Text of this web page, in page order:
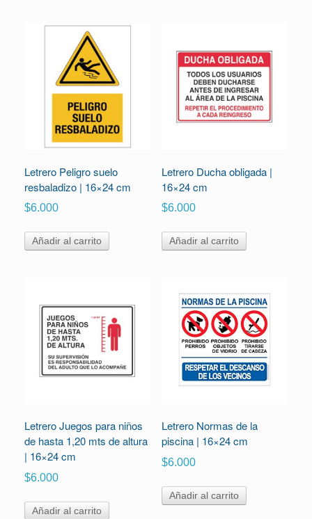
Letrero Peligro suelo
resbaladizo | 16×24 cm
$6.000
Añadir al carrito
Letrero Ducha obligada |
16×24 cm
$6.000
Añadir al carrito
Letrero Juegos para niños
de hasta 1,20 mts de altura
| 16×24 cm
$6.000
Añadir al carrito
Letrero Normas de la
piscina | 16×24 cm
$6.000
Añadir al carrito